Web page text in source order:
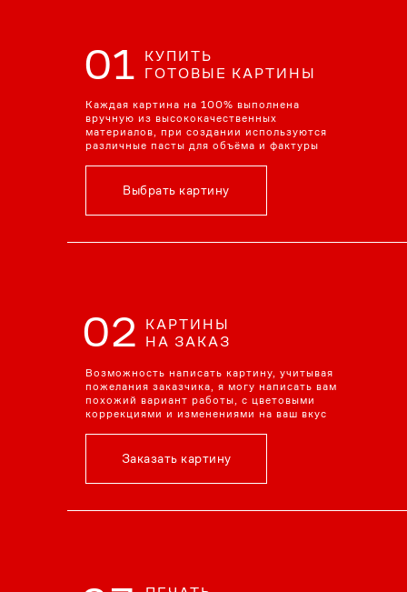
Каждая картина на 100% выполнена
вручную из высококачественных
материалов, при создании используются
различные пасты для объёма и фактуры
01 КУПИТЬ
ГОТОВЫЕ КАРТИНЫ
Выбрать картину
Возможность написать картину, учитывая
пожелания заказчика, я могу написать вам
похожий вариант работы, с цветовыми
коррекциями и изменениями на ваш вкус
02 КАРТИНЫ
НА ЗАКАЗ
Заказать картину